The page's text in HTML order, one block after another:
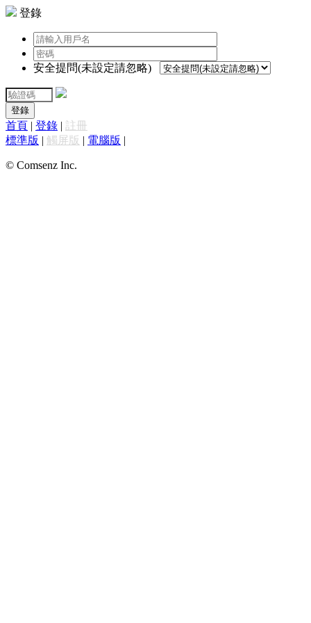
登錄
安全提問(未設定請忽略)
登錄
首頁 | 登錄 | 註冊
標準版 | 觸屏版 | 電腦版 |
© Comsenz Inc.